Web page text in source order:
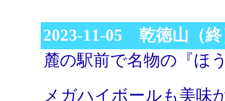
2023-11-05 乾徳山（終
麓の駅前で名物の『ほ
メガハイボールも美味